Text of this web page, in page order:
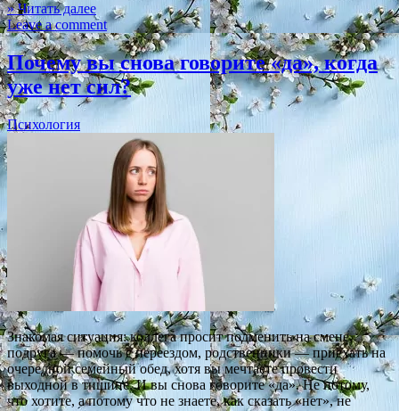
» Читать далее
Leave a comment
Почему вы снова говорите «да», когда
уже нет сил?
Психология
Знакомая ситуация: коллега просит подменить на смене,
подруга — помочь с переездом, родственники — приехать на
очередной семейный обед, хотя вы мечтаете провести
выходной в тишине. И вы снова говорите «да». Не потому,
что хотите, а потому что не знаете, как сказать «нет», не